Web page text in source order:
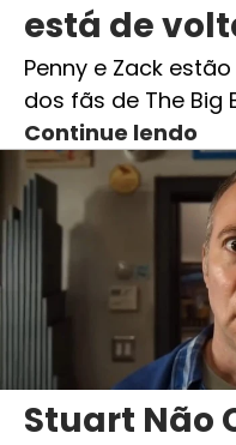
está de
Penny e Zack
dos fãs de The Big
Continue lendo
Stuart Não